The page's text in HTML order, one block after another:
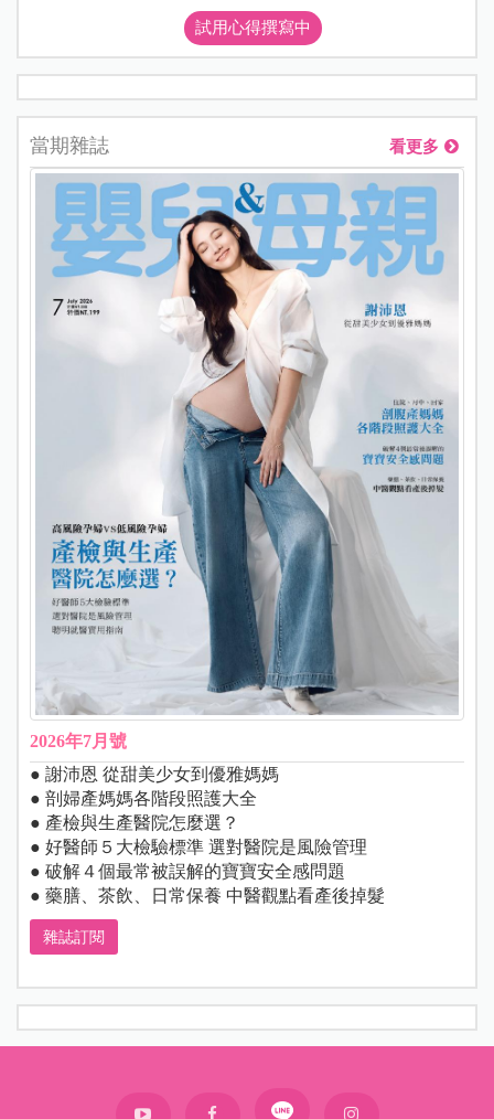
試用心得撰寫中
當期雜誌 看更多
2026年7月號
● 謝沛恩 從甜美少女到優雅媽媽
● 剖婦產媽媽各階段照護大全
● 產檢與生產醫院怎麼選？
● 好醫師５大檢驗標準 選對醫院是風險管理
● 破解４個最常被誤解的寶寶安全感問題
● 藥膳、茶飲、日常保養 中醫觀點看產後掉髮
雜誌訂閱